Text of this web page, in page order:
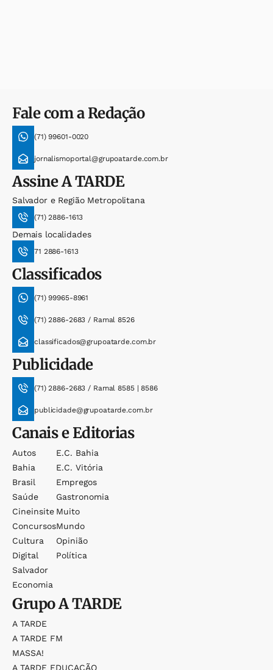
Fale com a Redação
(71) 99601-0020
jornalismoportal@grupoatarde.com.br
AssineA TARDE
Salvador e Região Metropolitana
(71) 2886-1613
Demais localidades
71 2886-1613
Classificados
(71) 99965-8961
(71) 2886-2683 / Ramal 8526
classificados@grupoatarde.com.br
Publicidade
(71) 2886-2683 / Ramal 8585 | 8586
publicidade@grupoatarde.com.br
Canais e Editorias
Autos
Bahia
Brasil
Saúde
Cineinsite
Concursos
Cultura
Digital
Salvador
Economia
E.c. Bahia
E.c. Vitória
Empregos
Gastronomia
Muito
Mundo
Opinião
Política
GrupoA TARDE
A TARDE
A TARDE FM
MASSA!
A TARDE EDUCAÇÃO